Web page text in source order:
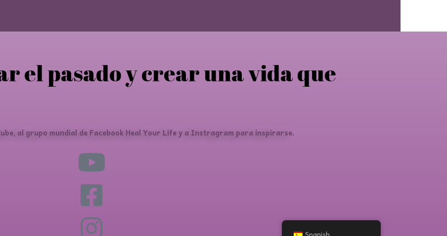
el pasado y crear una vida que
al grupo mundial de Facebook Heal Your Life y a Instragram para inspirarse.